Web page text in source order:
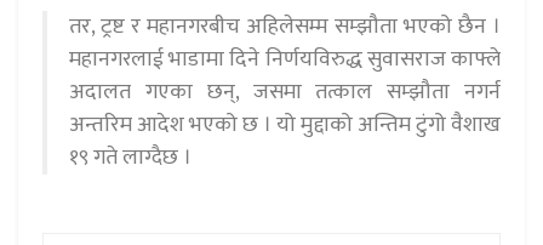
तर, ट्रष्ट र महानगरबीच अहिलेसम्म सम्झौता भएको छैन ।
महानगरलाई भाडामा दिने निर्णयविरुद्ध सुवासराज काफ्ले
अदालत गएका छन्, जसमा तत्काल सम्झौता नगर्न
अन्तरिम आदेश भएको छ । यो मुद्दाको अन्तिम टुंगो वैशाख
१९ गते लाग्दैछ ।